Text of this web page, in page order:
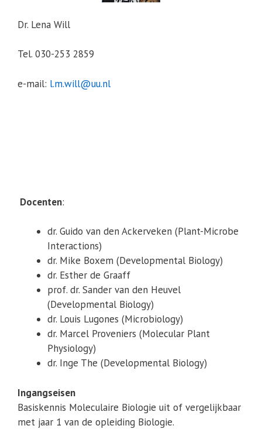
Dr. Lena Will
Tel. 030-253 2859
e-mail: l.m.will@uu.nl
Docenten:
dr. Guido van den Ackerveken (Plant-Microbe
Interactions)
dr. Mike Boxem (Developmental Biology)
dr. Esther de Graaff
prof. dr. Sander van den Heuvel
(Developmental Biology)
dr. Louis Lugones (Microbiology)
dr. Marcel Proveniers (Molecular Plant
Physiology)
dr. Inge The (Developmental Biology)
Ingangseisen
Basiskennis Moleculaire Biologie uit of vergelijkbaar
met jaar 1 van de opleiding Biologie.